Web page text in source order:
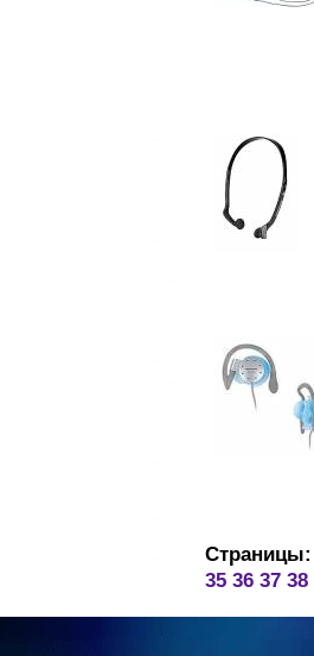
Страницы:
35 36 37 38